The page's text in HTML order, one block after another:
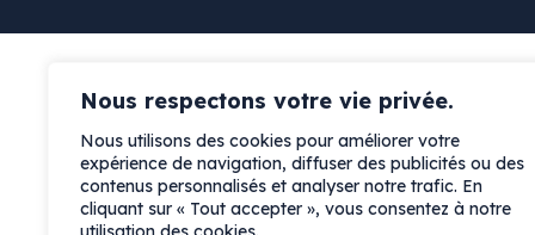
Nous respectons votre vie privée.
Nous utilisons des cookies pour améliorer votre
expérience de navigation, diffuser des publicités ou des
contenus personnalisés et analyser notre trafic. En
cliquant sur « Tout accepter », vous consentez à notre